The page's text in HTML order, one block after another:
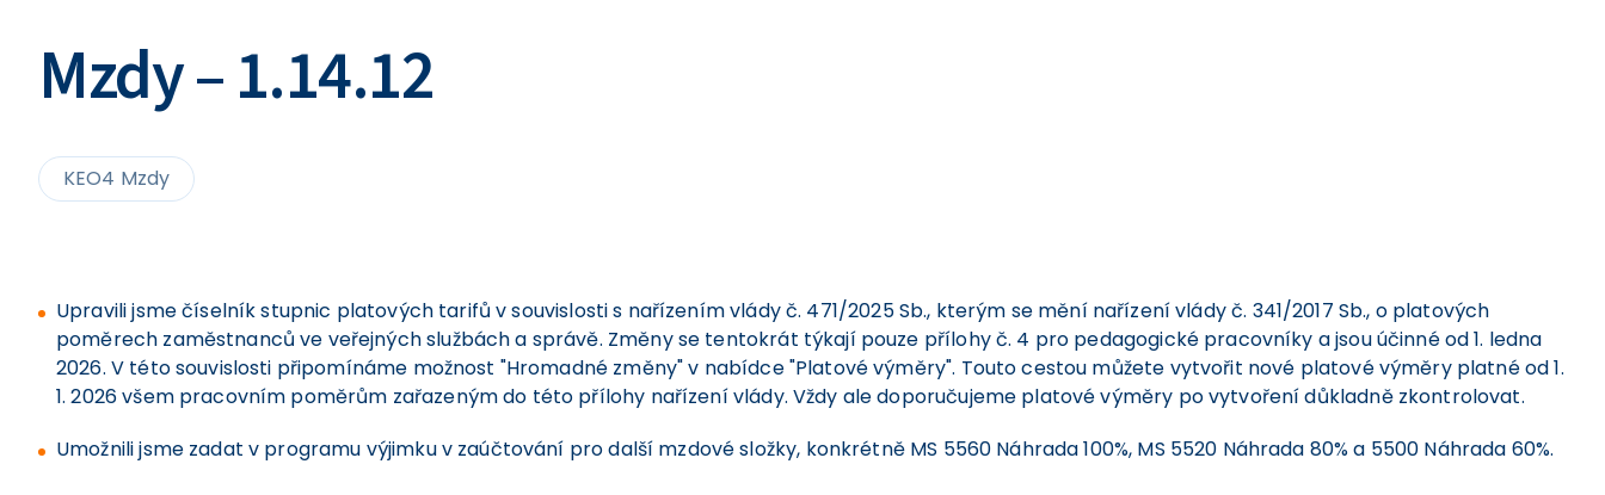
Mzdy – 1.14.12
KEO4 Mzdy
Upravili jsme číselník stupnic platových tarifů v souvislosti s nařízením vlády č. 471/2025 Sb., kterým se mění nařízení vlády č. 341/2017 Sb., o platových
poměrech zaměstnanců ve veřejných službách a správě. Změny se tentokrát týkají pouze přílohy č. 4 pro pedagogické pracovníky a jsou účinné od 1. ledna
2026. V této souvislosti připomínáme možnost "Hromadné změny" v nabídce "Platové výměry". Touto cestou můžete vytvořit nové platové výměry platné od 1.
1. 2026 všem pracovním poměrům zařazeným do této přílohy nařízení vlády. Vždy ale doporučujeme platové výměry po vytvoření důkladně zkontrolovat.
Umožnili jsme zadat v programu výjimku v zaúčtování pro další mzdové složky, konkrétně MS 5560 Náhrada 100%, MS 5520 Náhrada 80% a 5500 Náhrada 60%.